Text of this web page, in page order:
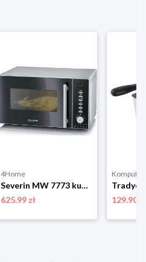
4Home
Severin MW 7773 kuchenka mikrofalowa z grillem i funkcją gorącego powietrza, srebrny
625.99 zł
129.90 zł